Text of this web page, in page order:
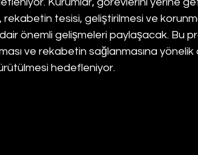
tesisi, geliştirilmesi ve
önemli gelişmeleri paylaşacak. Bu
ve rekabetin sağlanmasına
hedefleniyor.